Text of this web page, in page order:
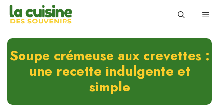
Skip
Soupe crémeuse aux crevettes :
une recette indulgente et
simple